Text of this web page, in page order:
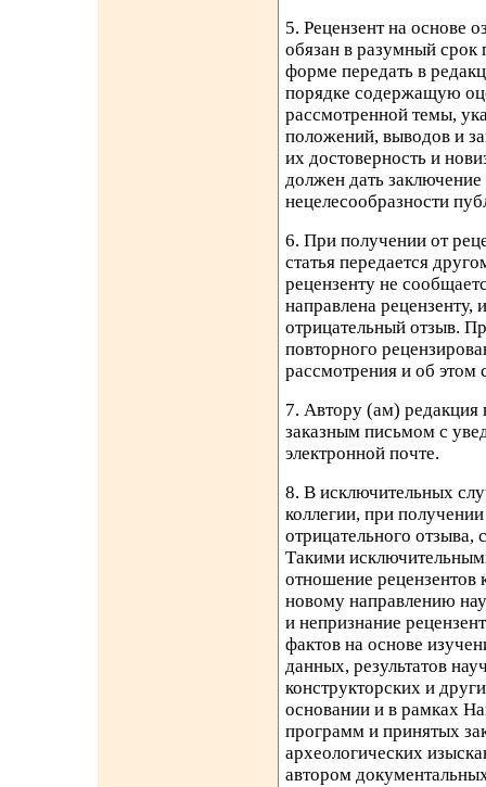
5. Рецензент на основе
обязан в разумный срок
форме передать в
порядке содержащую
рассмотренной темы,
положений, выводов и
их достоверность и
должен дать
нецелесообразности
6. При получении от
статья передается
рецензенту не
направлена рецензенту,
отрицательный отзыв.
повторного
рассмотрения и об этом
7. Автору (ам) редакция
заказным письмом с
электронной почте.
8. В исключительных
коллегии, при
отрицательного отзыва,
Такими
отношение рецензентов
новому направлению
и непризнание
фактов на основе
данных, результатов
конструкторских и
основании и в рамках
программ и принятых
археологических
автором